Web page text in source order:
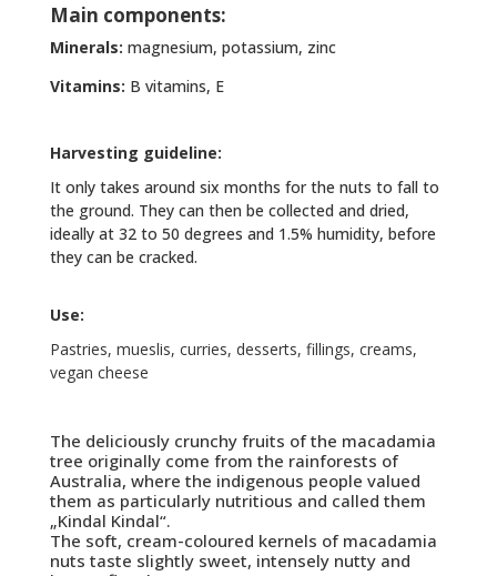
Main components:
Minerals: magnesium, potassium, zinc
Vitamins: B vitamins, E
Harvesting guideline:
It only takes around six months for the nuts to fall to
the ground. They can then be collected and dried,
ideally at 32 to 50 degrees and 1.5% humidity, before
they can be cracked.
Use:
Pastries, mueslis, curries, desserts, fillings, creams,
vegan cheese
The deliciously crunchy fruits of the macadamia
tree originally come from the rainforests of
Australia, where the indigenous people valued
them as particularly nutritious and called them
„Kindal Kindal“.
The soft, cream-coloured kernels of macadamia
nuts taste slightly sweet, intensely nutty and